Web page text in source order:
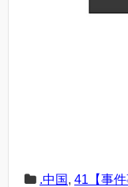
.中国, 41【事件